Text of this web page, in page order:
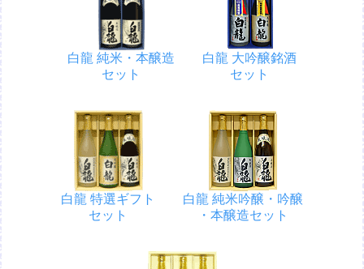
白龍 純米・本醸造
セット
白龍 大吟醸銘酒
セット
白龍 特選ギフト
セット
白龍 純米吟醸・吟醸
・本醸造セット